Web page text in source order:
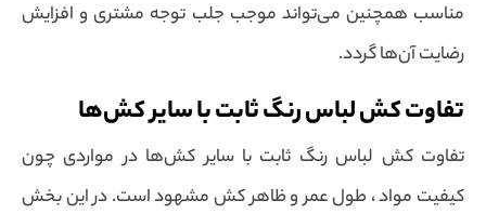
مناسب همچنین می‌تواند موجب جلب توجه مشتری و افزایش
رضایت آن‌ها گردد.
تفاوت کش لباس رنگ ثابت با سایر کش‌ها
تفاوت کش لباس رنگ ثابت با سایر کش‌ها در مواردی چون
کیفیت مواد ، طول عمر و ظاهر کش مشهود است. در این بخش